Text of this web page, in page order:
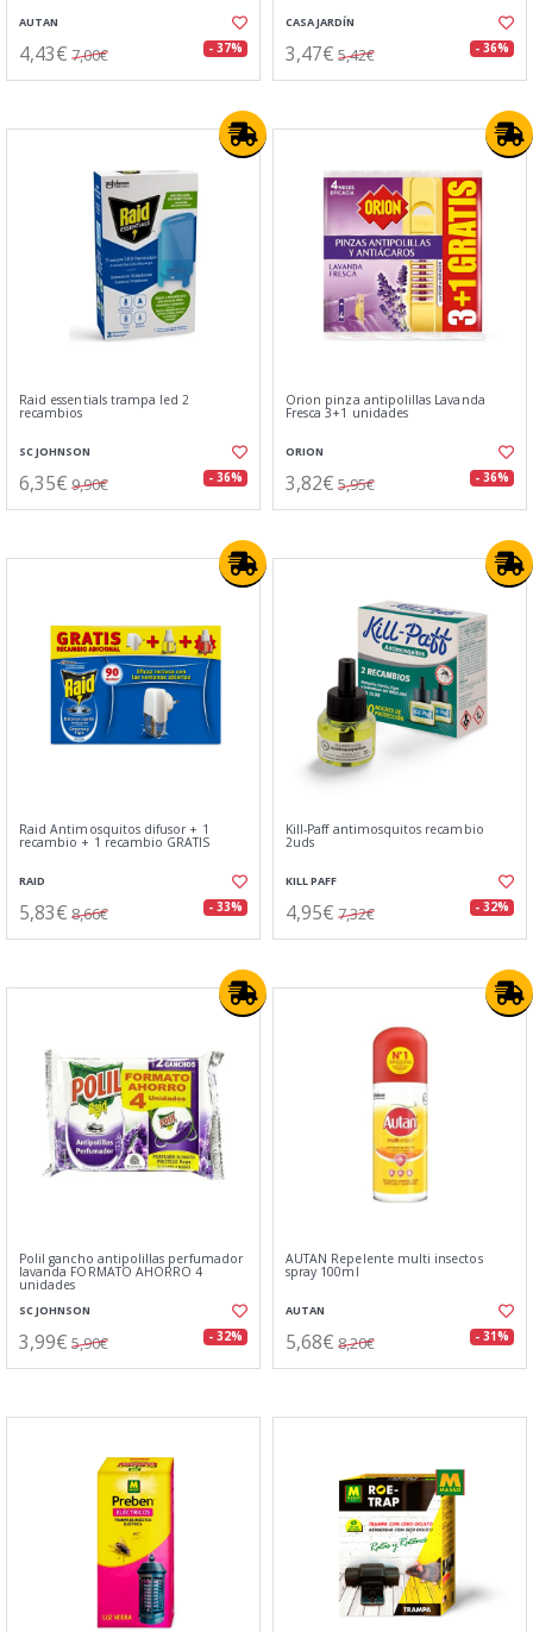
AUTAN
4,43€ 7,00€ - 37%
CASA JARDÍN
3,47€ 5,42€ - 36%
Raid essentials trampa led 2
recambios
SC JOHNSON
6,35€ 9,90€ - 36%
Orion pinza antipolillas Lavanda
Fresca 3+1 unidades
ORION
3,82€ 5,95€ - 36%
Raid Antimosquitos difusor + 1
recambio + 1 recambio GRATIS
RAID
5,83€ 8,66€ - 33%
Kill-Paff antimosquitos recambio
2uds
KILL PAFF
4,95€ 7,32€ - 32%
Polil gancho antipolillas perfumador
lavanda FORMATO AHORRO 4
unidades
SC JOHNSON
3,99€ 5,90€ - 32%
AUTAN Repelente multi insectos
spray 100ml
AUTAN
5,68€ 8,20€ - 31%